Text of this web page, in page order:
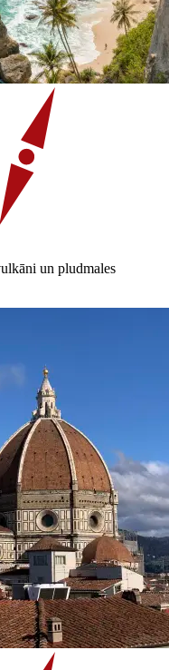
un pludmales